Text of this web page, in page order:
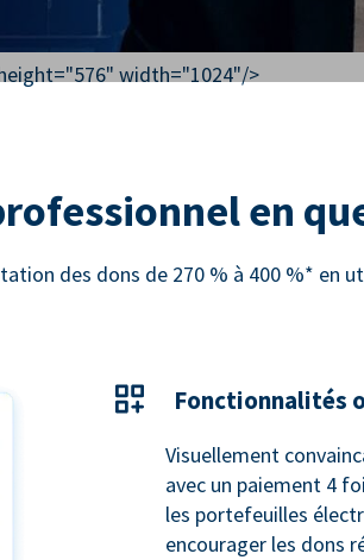
width="1024"/>
en
des dons de 270 % à 400 %* en
Fonctionnalités
Visuellement
avec un paiement 4
les portefeuilles
encourager les dons